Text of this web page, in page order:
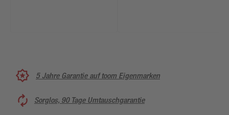
5 Jahre Garantie auf toom Eigenmarken
Sorglos, 90 Tage Umtauschgarantie